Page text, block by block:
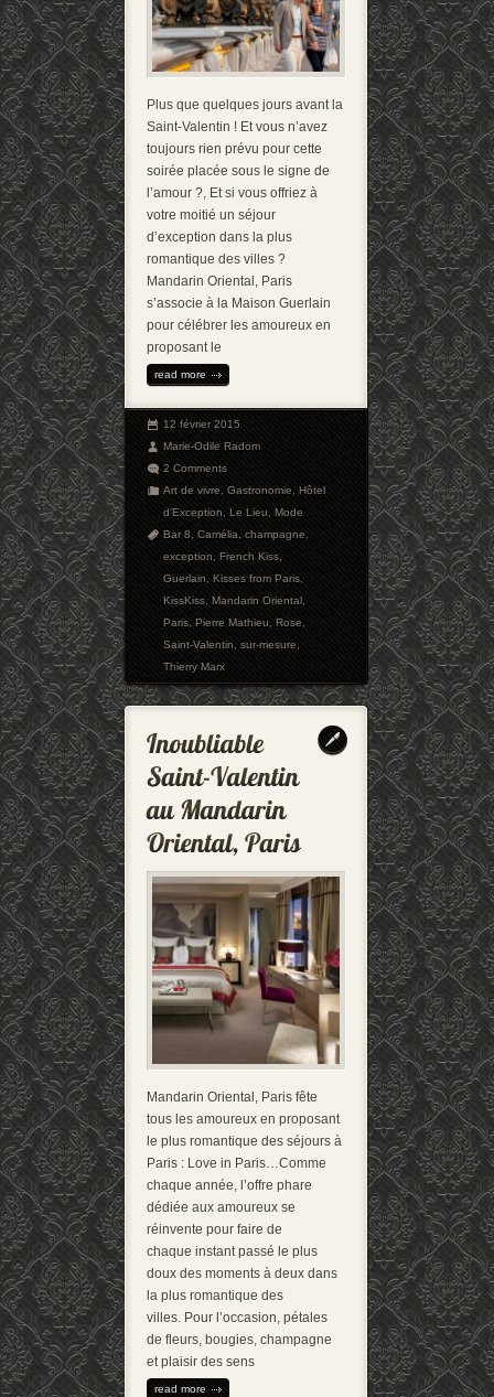
Plus que quelques jours avant la
Saint-Valentin ! Et vous n’avez
toujours rien prévu pour cette
soirée placée sous le signe de
l’amour ?, Et si vous offriez à
votre moitié un séjour
d’exception dans la plus
romantique des villes ?
Mandarin Oriental, Paris
s’associe à la Maison Guerlain
pour célébrer les amoureux en
proposant le
read more
12 février 2015
Marie-Odile Radom
2 Comments
Art de vivre,Gastronomie,Hôtel
d'Exception,Le Lieu,Mode
Bar 8,Camélia,champagne,
exception,French Kiss,
Guerlain,Kisses from Paris,
KissKiss,Mandarin Oriental,
Paris,Pierre Mathieu,Rose,
Saint-Valentin,sur-mesure,
Thierry Marx
Mandarin Oriental, Paris fête
tous les amoureux en proposant
le plus romantique des séjours à
Paris : Love in Paris…Comme
chaque année, l’offre phare
dédiée aux amoureux se
réinvente pour faire de
chaque instant passé le plus
doux des moments à deux dans
la plus romantique des
villes. Pour l’occasion, pétales
de fleurs, bougies, champagne
et plaisir des sens
read more